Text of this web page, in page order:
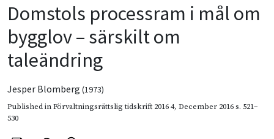
Domstols processram i mål om
bygglov – särskilt om
taleändring
Jesper Blomberg (1973)
Published inFörvaltningsrättslig tidskrift 2016 4, December 2016s. 521–
530